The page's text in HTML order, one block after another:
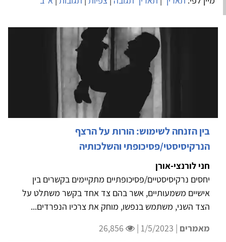
בין הזנחה לשימוש: הורות על הרצף
הנרקיסיסטי/פסיכופתי והשלכותיה
חני לורנצי-אורן
יחסים נרקיסיסטיים/פסיכופתיים מתקיימים בקשרים בין
אישיים משמעותיים, אשר בהם צד אחד בקשר משתלט על
הצד השני, משתמש בנפשו, מוחק את צרכיו הנפרדים...
מאמרים | 1/5/2023 |